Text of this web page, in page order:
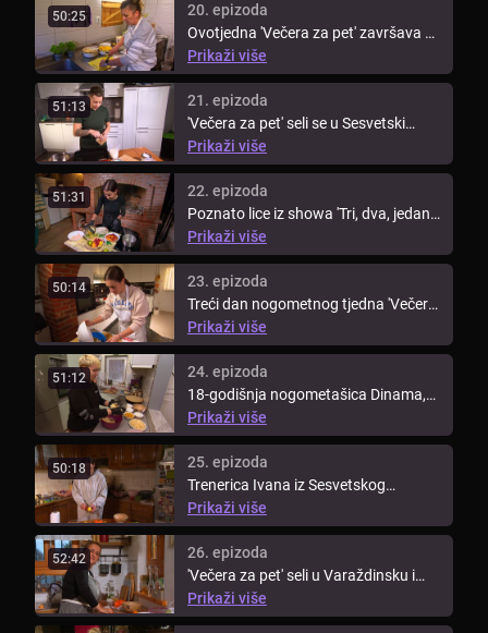
50:25
20. epizoda
Ovotjedna 'Večera za pet' završava u
Gradištu, gdje Željka priprema ...
Prikaži više
51:13
21. epizoda
'Večera za pet' seli se u Sesvetski
Kraljevec, gdje će domaćica Ana ...
Prikaži više
51:31
22. epizoda
Poznato lice iz showa 'Tri, dva, jedan,
kuhaj!', Dina, spaja nogomet ...
Prikaži više
50:14
23. epizoda
Treći dan nogometnog tjedna 'Večera
za pet' vodi nas u Lupoglav, gdje ...
Prikaži više
51:12
24. epizoda
18-godišnja nogometašica Dinama,
Dorotea, zakoračila je iz terena u ...
Prikaži više
50:18
25. epizoda
Trenerica Ivana iz Sesvetskog
Kraljevca dolazi na red u tjednu ...
Prikaži više
52:42
26. epizoda
'Večera za pet' seli u Varaždinsku i
Međimursku županiju. Tjedan ...
Prikaži više